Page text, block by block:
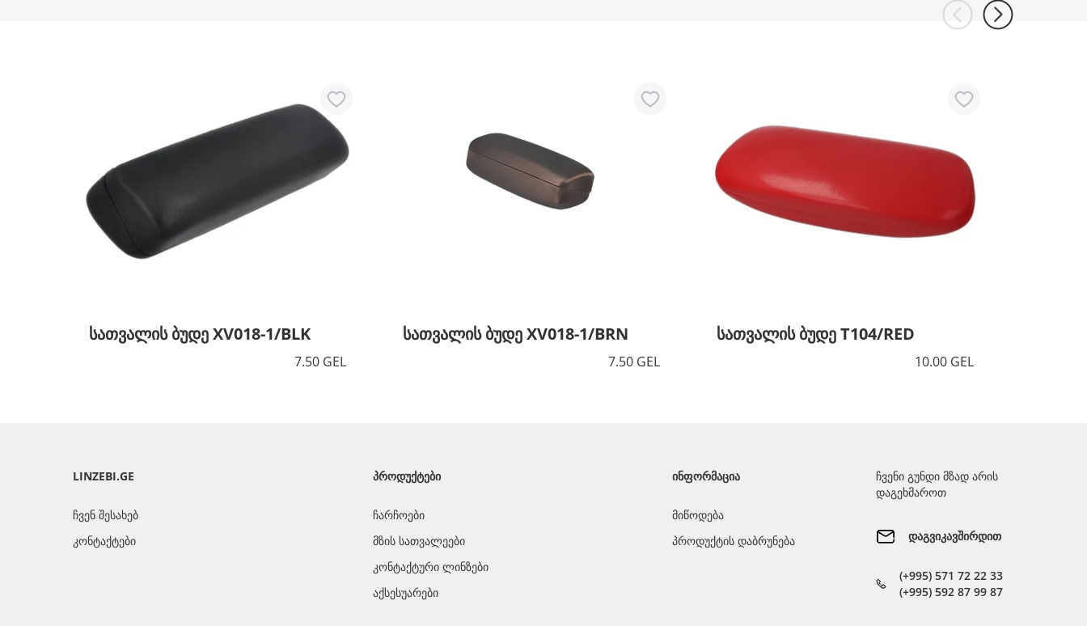
სათვალის ბუდე XV018-1/BLK
7.50 GEL
სათვალის ბუდე XV018-1/BRN
7.50 GEL
სათვალის ბუდე T104/RED
10.00 GEL
LINZEBI.GE
ჩვენ შესახებ
კონტაქტები
ᲞᲠᲝᲓᲣᲥᲢᲔᲑᲘ
ჩარჩოები
მზის სათვალეები
კონტაქტური ლინზები
აქსესუარები
ᲘᲜᲤᲝᲠᲛᲐᲪᲘᲐ
მიწოდება
პროდუქტის დაბრუნება
ჩვენი გუნდი მზად არის
დაგეხმაროთ
დაგვიკავშირდით
(+995) 571 72 22 33
(+995) 592 87 99 87